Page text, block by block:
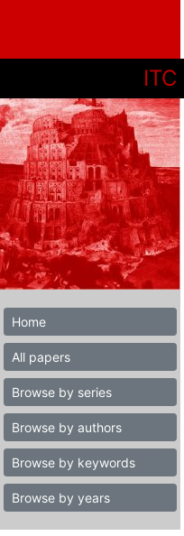
ITC
Home
All papers
Browse by series
Browse by authors
Browse by keywords
Browse by years